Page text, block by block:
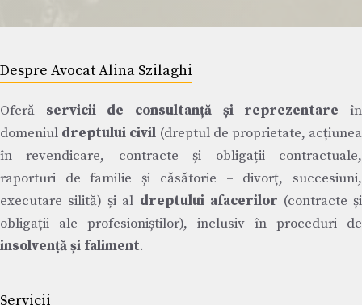
Despre Avocat Alina Szilaghi
Oferă servicii de consultanță și reprezentare în
domeniul dreptului civil (dreptul de proprietate, acțiunea
în revendicare, contracte și obligații contractuale,
raporturi de familie și căsătorie – divorț, succesiuni,
executare silită) și al dreptului afacerilor (contracte și
obligații ale profesioniștilor), inclusiv în proceduri de
insolvență și faliment.
Servicii